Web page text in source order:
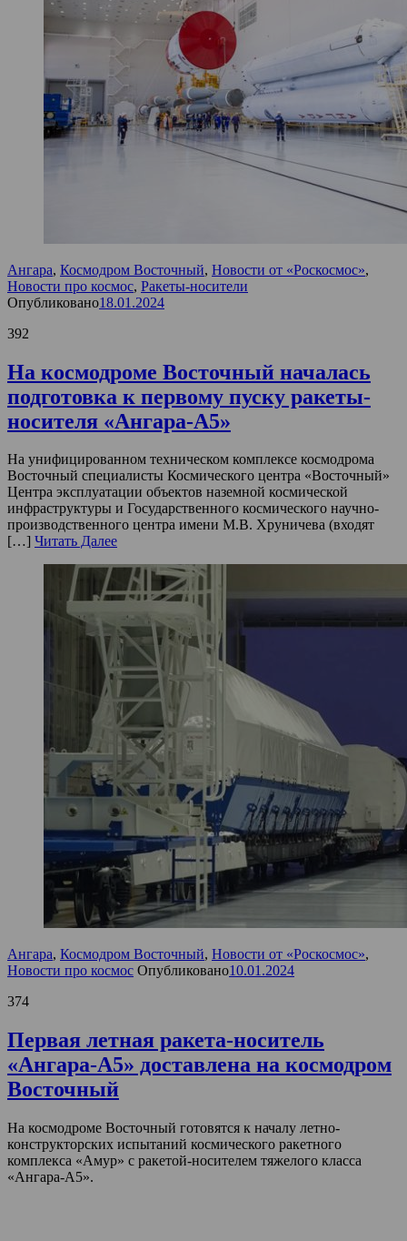
Ангара, Космодром Восточный, Новости от «Роскосмос»,
Новости про космос, Ракеты-носители
Опубликовано18.01.2024
392
На космодроме Восточный началась
подготовка к первому пуску ракеты-
носителя «Ангара-А5»
На унифицированном техническом комплексе космодрома
Восточный специалисты Космического центра «Восточный»
Центра эксплуатации объектов наземной космической
инфраструктуры и Государственного космического научно-
производственного центра имени М.В. Хруничева (входят
[…] Читать Далее
Ангара, Космодром Восточный, Новости от «Роскосмос»,
Новости про космос Опубликовано10.01.2024
374
Первая летная ракета-носитель
«Ангара-А5» доставлена на космодром
Восточный
На космодроме Восточный готовятся к началу летно-
конструкторских испытаний космического ракетного
комплекса «Амур» с ракетой-носителем тяжелого класса
«Ангара-А5».